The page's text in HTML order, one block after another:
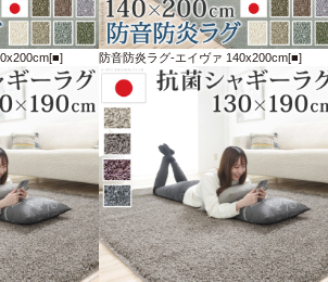
防音防炎ラグ-エイヴァ 140x200cm[■]